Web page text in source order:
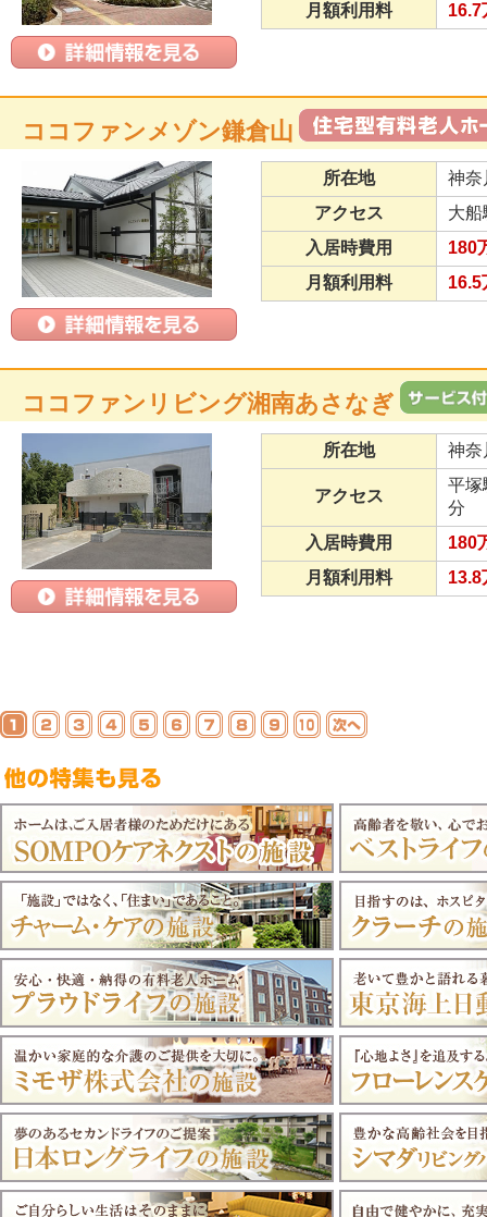
月額利用料
16.7
ココファンメゾン鎌倉山
所在地
神奈
アクセス
大
入居時費用
180
月額利用料
16.5
ココファンリビング湘南あさなぎ
所在地 神奈
アクセス
平
分
入居時費用
180
月額利用料
13.8